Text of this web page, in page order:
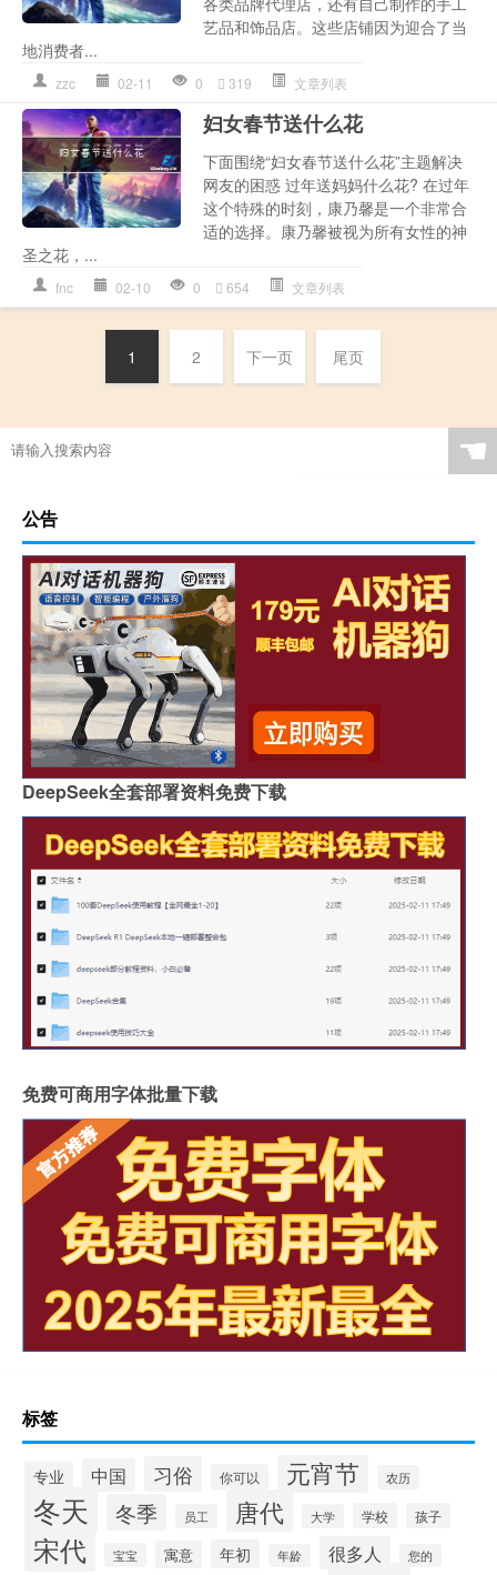
艺品和饰品店。这些店铺因为迎合了当
地消费者...
zzc 02-11 0 319 文章列表
妇女春节送什么花
下面围绕“妇女春节送什么花”主题解决
网友的困惑 过年送妈妈什么花? 在过年
这个特殊的时刻，康乃馨是一个非常合
适的选择。康乃馨被视为所有女性的神
圣之花，...
fnc 02-10 0 654 文章列表
1 2 下一页 尾页
☚
公告
DeepSeek全套部署资料免费下载
免费可商用字体批量下载
标签
专业 中国 习俗 你可以 元宵节 农历
冬天 冬季 员工 唐代 大学 学校 孩子
宋代 宝宝 寓意 年初 年龄 很多人 您的